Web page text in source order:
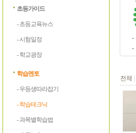
초등가이드
- 초등교육뉴스
- 시험일정
- 학교광장
학습멘토
- 우등생따라잡기
- 학습테크닉
- 과목별학습법
전체